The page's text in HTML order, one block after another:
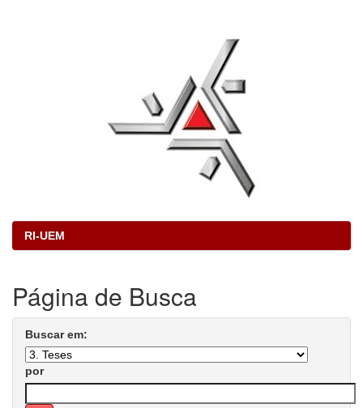
RI-UEM
Página de Busca
Buscar em:
por